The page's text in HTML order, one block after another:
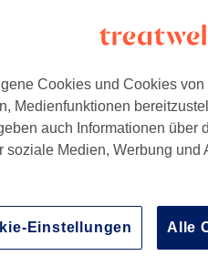
2 Std.Details anzeigen
Cookies und Cookies
Medienfunktionen
auch Informationen über
soziale Medien, Werbung und
Einstellungen Alle